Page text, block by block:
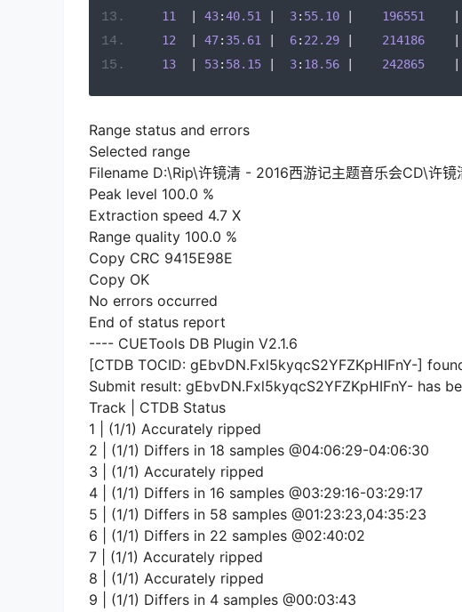
11
43:40.51 3: 55.10 196551
12
47: 35.61 6: 22.29 214186
13
53: 58.15 3: 18.56 242865
Range status and errors
Selected range
Filename D:\Rip\许镜清 - 2016西游记主题音乐会CD\许
Peak level 100.0 %
Extraction speed 4.7 X
Range quality 100.0 %
Copy CRC 9415E98E
Copy OK
No errors occurred
End of status report
---- CUETools DB Plugin V2.1.6
[CTDB TOCID: gEbvDN.Fxl5kyqcS2YFZKpHIFnY-]
Submit result: gEbvDN.Fxl5kyqcS2YFZKpHIFnY- has
Track | CTDB Status
1 | (1/1) Accurately ripped
2 | (1/1) Differs in 18 samples @04:06:29-04:06:30
3 | (1/1) Accurately ripped
4 | (1/1) Differs in 16 samples @03:29:16-03:29:17
5 | (1/1) Differs in 58 samples @01:23:23,04:35:23
6 | (1/1) Differs in 22 samples @02:40:02
7 | (1/1) Accurately ripped
8 | (1/1) Accurately ripped
9 | (1/1) Differs in 4 samples @00:03:43